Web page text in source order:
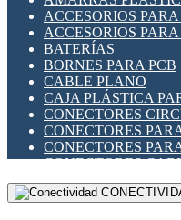
INDICADORES
INTERFACES DE
INTERRUPTORES
LLAVES
MEDIDORES DE
MOTORES PASO A
PANTALLAS HMI
PLC -
RELÉS DE
SENSORES
ACCESORIOS
ACCESORIOS
BATERÍAS
BORNES PARA PCB
CABLE PLANO
CAJA PLÁSTICA
CONECTORES
CONECTORES
CONECTORES
CONECTORES
CONECTORES PCB
DIP SWITCHES